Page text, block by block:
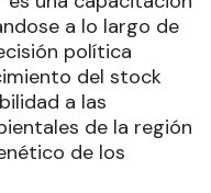
a lo largo de
política
del stock
a las
de la región
de los